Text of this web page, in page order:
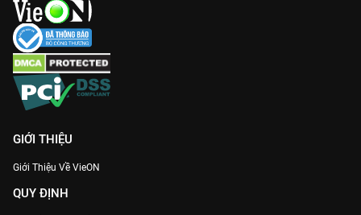
GIỚI THIỆU
Giới Thiệu Về VieON
QUY ĐỊNH